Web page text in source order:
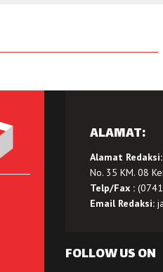
ALAMAT:
Alamat Redaksi:
No. 35 KM. 08
Telp/Fax :
Email Redaksi:
FOLLOW US ON